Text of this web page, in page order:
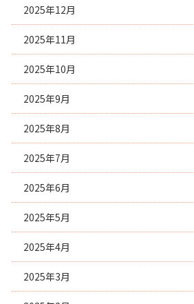
2025年12月
2025年11月
2025年10月
2025年9月
2025年8月
2025年7月
2025年6月
2025年5月
2025年4月
2025年3月